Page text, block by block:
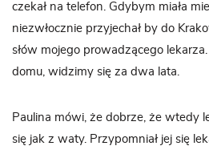
czekał na telefon. Gdybym miała
niezwłocznie przyjechał by do
słów mojego prowadzącego
domu, widzimy się za dwa lata.
Paulina mówi, że dobrze, że wtedy
się jak z waty. Przypomniał jej się